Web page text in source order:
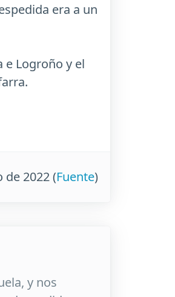
era a un
e Logroño y el
de 2022(Fuente)
y nos